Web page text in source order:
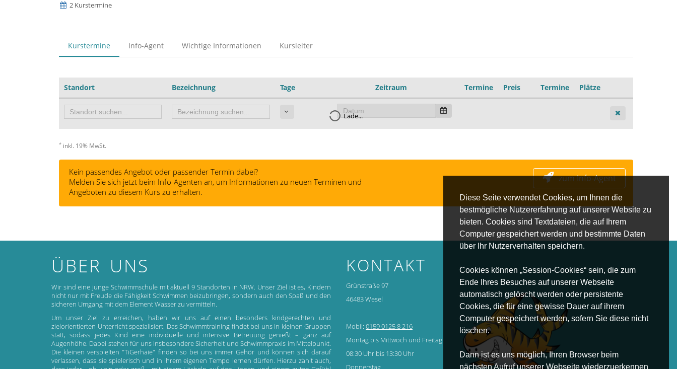
Diese Seite verwendet Cookies, um Ihnen die
bestmögliche Nutzererfahrung auf unserer Website zu
bieten. Cookies sind Textdateien, die auf Ihrem
Computer gespeichert werden und bestimmte Daten
über Ihr Nutzerverhalten speichern.
Cookies können „Session-Cookies“ sein, die zum
Ende Ihres Besuches auf unserer Webseite
automatisch gelöscht werden oder persistente
Cookies, die für eine gewisse Dauer auf ihrem
Computer gespeichert werden, sofern Sie diese nicht
löschen.
Dann ist es uns möglich, Ihren Browser beim
nächsten Aufruf unserer Webseite wiederzuerkennen
2 Kurstermine
Kurstermine Info-Agent Wichtige Informationen Kursleiter
Standort Bezeichnung Tage Zeitraum Termine Preis Termine Plätze
Lade...
* inkl. 19% MwSt.
Kein passendes Angebot oder passender Termin dabei?
Melden Sie sich jetzt beim Info-Agenten an, um Informationen zu neuen Terminen und
Angeboten zu diesem Kurs zu erhalten.
zum Info-Agent
ÜBER UNS
Wir sind eine junge Schwimmschule mit aktuell 9 Standorten in NRW. Unser Ziel ist es, Kindern
nicht nur mit Freude die Fähigkeit Schwimmen beizubringen, sondern auch den Spaß und den
sicheren Umgang mit dem Element Wasser zu vermitteln.
Um unser Ziel zu erreichen, haben wir uns auf einen besonders kindgerechten und
zielorientierten Unterricht spezialisiert. Das Schwimmtraining findet bei uns in kleinen Gruppen
statt, sodass jedes Kind eine individuelle und intensive Betreuung genießt – ganz auf
Augenhöhe. Dabei stehen für uns insbesondere Sicherheit und Schwimmpraxis im Mittelpunkt.
Die kleinen verspielten "TiGerhaie" finden so bei uns immer Gehör und können sich darauf
verlassen, dass sie spielerisch und in ihrem eigenen Tempo lernen dürfen. Hierzu zählt auch,
KONTAKT
Grünstraße 97
46483 Wesel
Mobil: 0159 0125 8 216
Montag bis Mittwoch und Freitag
08:30 Uhr bis 13:30 Uhr